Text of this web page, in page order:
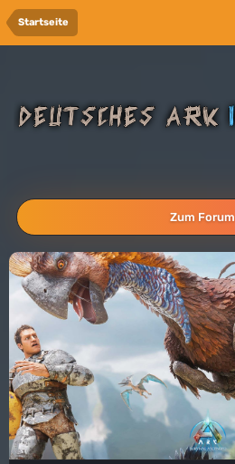
Startseite
Zum Forum